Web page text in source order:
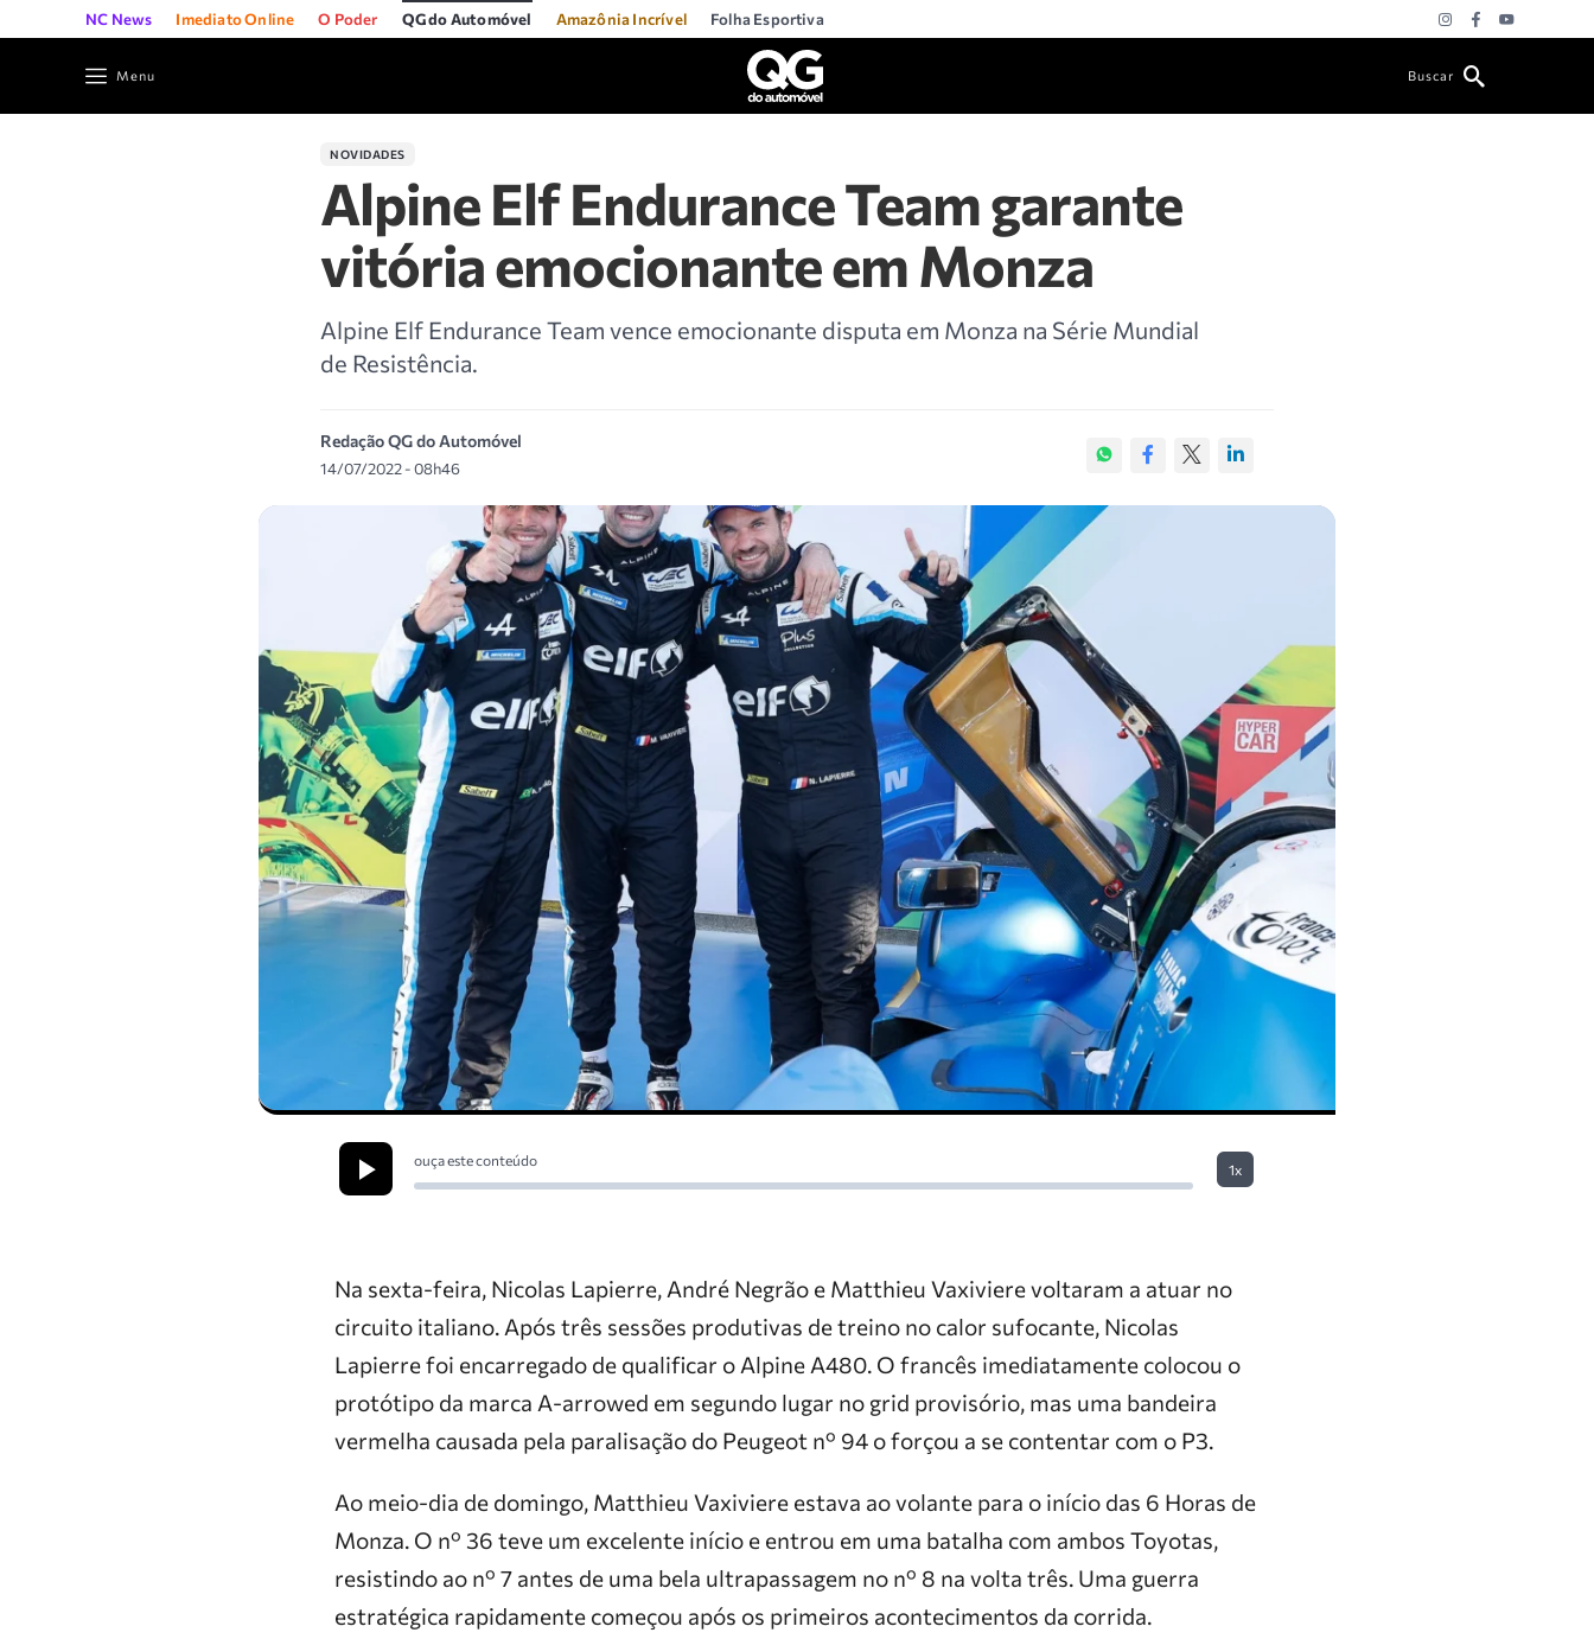
NC News Imediato Online O Poder QG do Automóvel Amazônia Incrível Folha Esportiva
Menu Buscar
NOVIDADES
Alpine Elf Endurance Team garante
vitória emocionante em Monza
Alpine Elf Endurance Team vence emocionante disputa em Monza na Série Mundial
de Resistência.
Redação QG do Automóvel
14/07/2022 - 08h46
ouça este conteúdo
1x
Na sexta-feira, Nicolas Lapierre, André Negrão e Matthieu Vaxiviere voltaram a atuar no
circuito italiano. Após três sessões produtivas de treino no calor sufocante, Nicolas
Lapierre foi encarregado de qualificar o Alpine A480. O francês imediatamente colocou o
protótipo da marca A-arrowed em segundo lugar no grid provisório, mas uma bandeira
vermelha causada pela paralisação do Peugeot nº 94 o forçou a se contentar com o P3.
Ao meio-dia de domingo, Matthieu Vaxiviere estava ao volante para o início das 6 Horas de
Monza. O nº 36 teve um excelente início e entrou em uma batalha com ambos Toyotas,
resistindo ao nº 7 antes de uma bela ultrapassagem no nº 8 na volta três. Uma guerra
estratégica rapidamente começou após os primeiros acontecimentos da corrida.